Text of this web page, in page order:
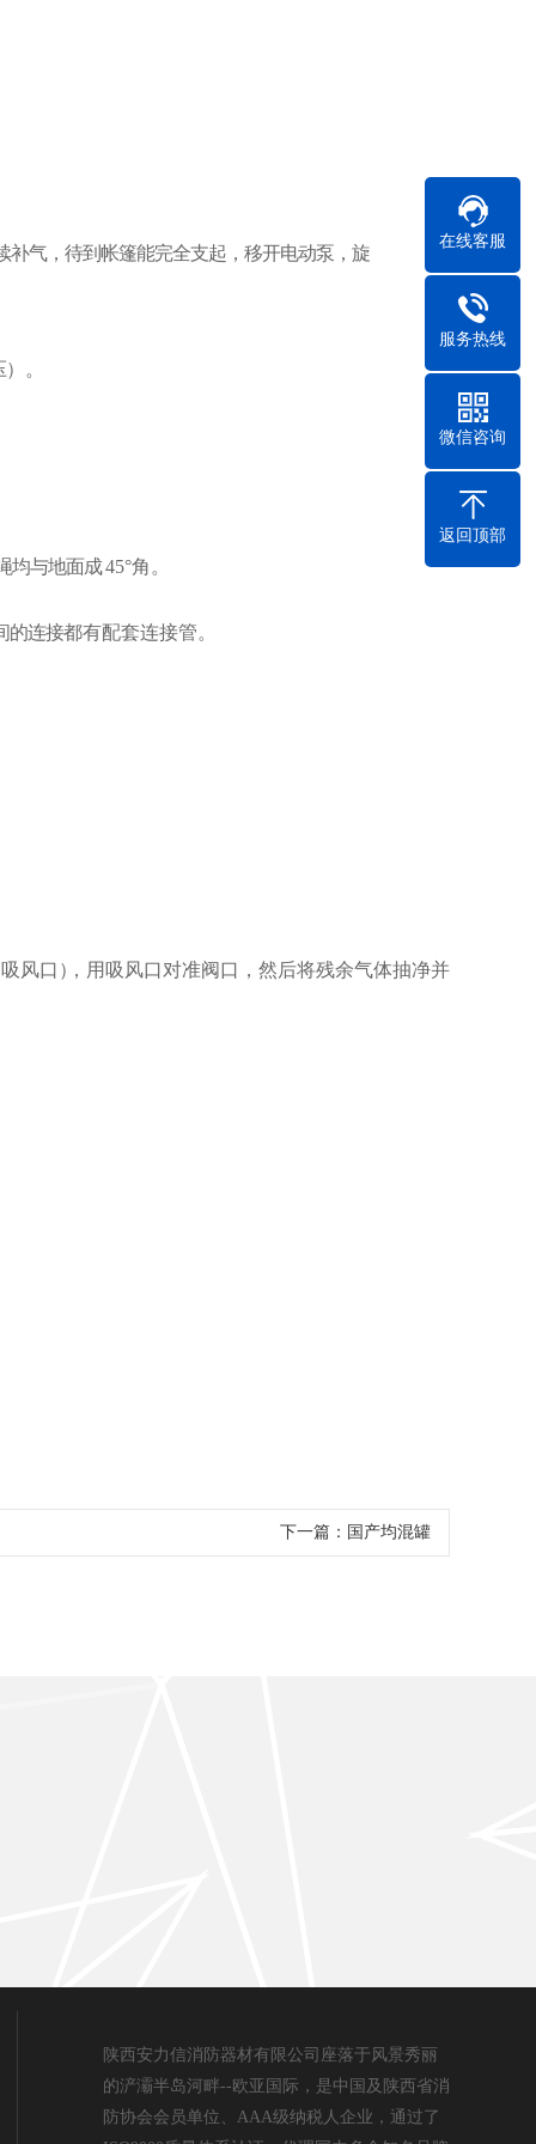
气，待到帐篷能完全支起，移开电动泵，旋
）。
均与地面成45°角。
的连接都有配套连接管。
风口 ） ， 用吸风口对准阀口，然后将残余气体抽净并
下一篇： 国产均混罐
陕西安力信消防器材有限公司座落于风景秀丽
的浐灞半岛河畔--欧亚国际，是中国及陕西省消
防协会会员单位、AAA级纳税人企业，通过了
在线客服
服务热线
微信咨询
返回顶部